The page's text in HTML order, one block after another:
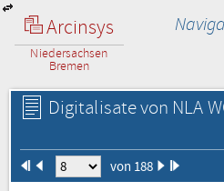
Arcinsys
Niedersachsen
Bremen
Digitalisate von NLA
von 188